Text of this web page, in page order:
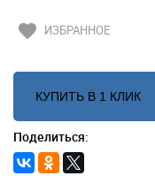
favorite ИЗБРАННОЕ
КУПИТЬ В 1 КЛИК
Поделиться: